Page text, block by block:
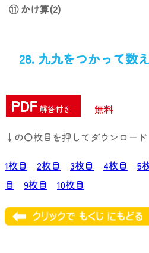
⑪ かけ算(2)
28. 九九をつかって数
PDF 解答付き
無料
↓の〇枚目を押してダウンロード
1枚目
2枚目 3枚目 4枚目 5
目
9枚目 10枚目